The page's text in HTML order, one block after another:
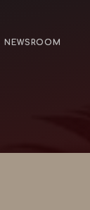
NEWSROOM